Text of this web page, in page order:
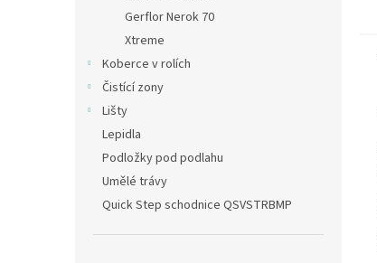
Gerflor Nerok 70
Xtreme
Koberce v rolích
Čistící zony
Lišty
Lepidla
Podložky pod podlahu
Umělé trávy
Quick Step schodnice QSVSTRBMP